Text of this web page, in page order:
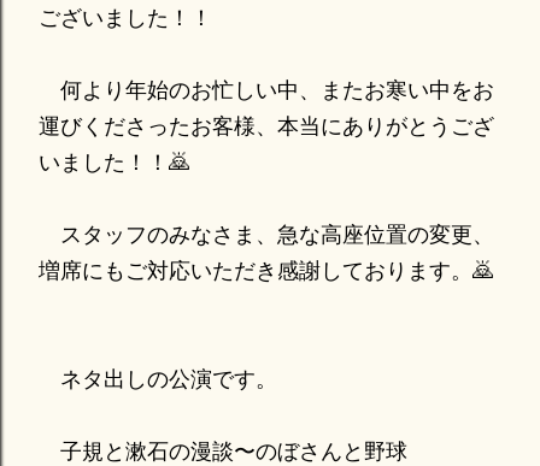
ございました！！
何より年始のお忙しい中、またお寒い中をお
運びくださったお客様、本当にありがとうござ
いました！！🙇
スタッフのみなさま、急な高座位置の変更、
増席にもご対応いただき感謝しております。🙇
ネタ出しの公演です。
子規と漱石の漫談〜のぼさんと野球